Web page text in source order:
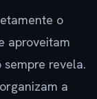
o
aproveitam
revela.
a